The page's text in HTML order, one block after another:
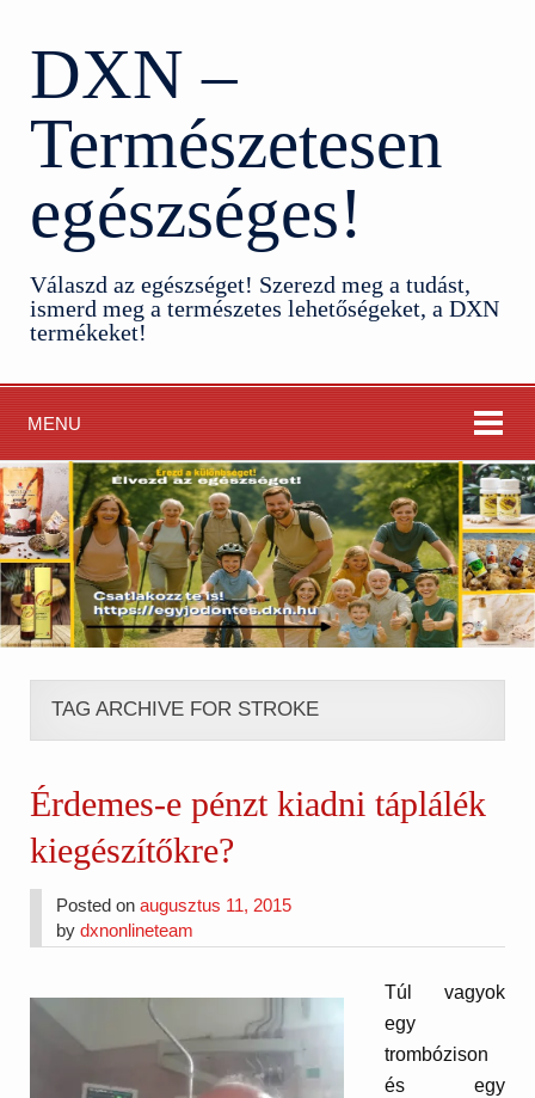
DXN –
Természetesen
egészséges!
Válaszd az egészséget! Szerezd meg a tudást,
ismerd meg a természetes lehetőségeket, a DXN
termékeket!
MENU
TAG ARCHIVE FOR STROKE
Érdemes-e pénzt kiadni táplálék
kiegészítőkre?
Posted onaugusztus 11, 2015
bydxnonlineteam
Túl vagyok
egy
trombózison
és egy